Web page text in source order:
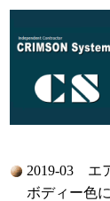
2019-03 エ
ボディー色